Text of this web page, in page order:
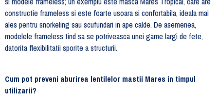
constructie frameless si este foarte usoara si confortabila, ideala mai
ales pentru snorkeling sau scufundari in ape calde. De asemenea,
modelele frameless tind sa se potriveasca unei game largi de fete,
datorita flexibilitatii sporite a structurii.
Cum pot preveni aburirea lentilelor mastii Mares in timpul
utilizarii?